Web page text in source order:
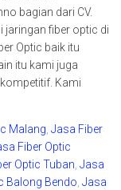
bagian dari CV.
jaringan fiber optic di
Optic baik itu
itu kami juga
Kami
Malang Jasa Fiber
Fiber Optic
Optic Tuban Jasa
Balong Bendo Jasa